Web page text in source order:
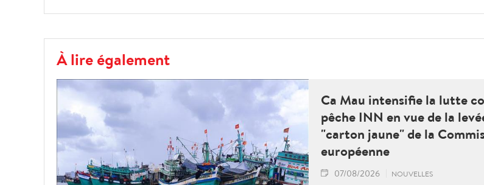
À lire également
Ca Mau intensifie la lutte
pêche INN en vue de la
"carton jaune" de la
européenne
07/08/2026 NOUVELLES